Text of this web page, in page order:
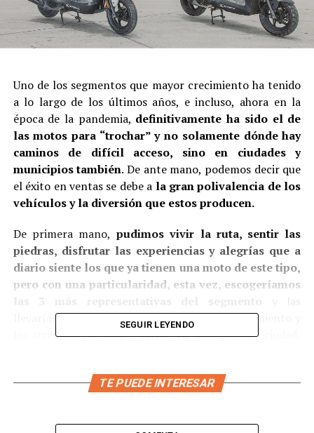
Uno de los segmentos que mayor crecimiento ha tenido
a lo largo de los últimos años, e incluso, ahora en la
época de la pandemia, definitivamente ha sido el de
las motos para “trochar” y no solamente dónde hay
caminos de difícil acceso, sino en ciudades y
municipios también. De ante mano, podemos decir que
el éxito en ventas se debe a la gran polivalencia de los
vehículos y la diversión que estos producen.
De primera mano, pudimos vivir la ruta, sentir las
piedras, disfrutar las experiencias y alegrías que a
diario siente los que ya tienen una moto de este tipo,
pero con una particularidad, esta vez, escogeríamos
llevaríamos al límite, registrando el comportamiento y
los atributos en campo, carretera, destapados y ciudad,
escogidasserán comparadas y calificadas de acuerdo
SEGUIR LEYENDO
TE PUEDE INTERESAR